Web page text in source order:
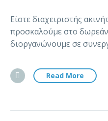
Είστε διαχειριστής
προσκαλούμε στο
διοργανώνουμε σε
Read More